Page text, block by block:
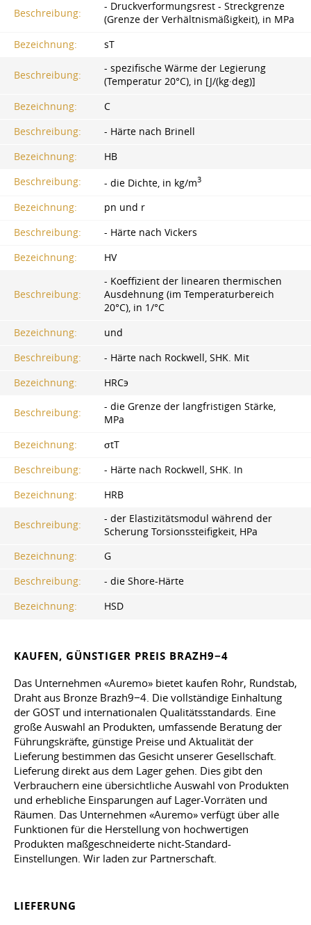
Beschreibung:
- Druckverformungsrest - Streckgrenze
(Grenze der Verhältnismäßigkeit), in MPa
Bezeichnung:
sT
Beschreibung:
- spezifische Wärme der Legierung
(Temperatur 20°C), in [J/(kg·deg)]
Bezeichnung:
C
Beschreibung:
- Härte nach Brinell
Bezeichnung:
HB
Beschreibung:
- die Dichte, in kg/m3
Bezeichnung:
pn und r
Beschreibung:
- Härte nach Vickers
Bezeichnung:
HV
Beschreibung:
- Koeffizient der linearen thermischen
Ausdehnung (im Temperaturbereich
20°C), in 1/°C
Bezeichnung:
und
Beschreibung:
- Härte nach Rockwell, SHK. Mit
Bezeichnung:
HRCэ
Beschreibung:
- die Grenze der langfristigen Stärke,
MPa
Bezeichnung:
σtТ
Beschreibung:
- Härte nach Rockwell, SHK. In
Bezeichnung:
HRB
Beschreibung:
- der Elastizitätsmodul während der
Scherung Torsionssteifigkeit, HPa
Bezeichnung:
G
Beschreibung:
- die Shore-Härte
Bezeichnung:
HSD
KAUFEN, GÜNSTIGER PREIS BRAZH9−4
Das Unternehmen «Auremo» bietet kaufen Rohr, Rundstab,
Draht aus Bronze Brazh9−4. Die vollständige Einhaltung
der GOST und internationalen Qualitätsstandards. Eine
große Auswahl an Produkten, umfassende Beratung der
Führungskräfte, günstige Preise und Aktualität der
Lieferung bestimmen das Gesicht unserer Gesellschaft.
Lieferung direkt aus dem Lager gehen. Dies gibt den
Verbrauchern eine übersichtliche Auswahl von Produkten
und erhebliche Einsparungen auf Lager-Vorräten und
Räumen. Das Unternehmen «Auremo» verfügt über alle
Funktionen für die Herstellung von hochwertigen
Produkten maßgeschneiderte nicht-Standard-
Einstellungen. Wir laden zur Partnerschaft.
LIEFERUNG